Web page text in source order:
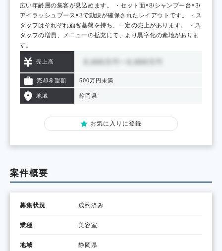
広い年齢層の集客が見込めます。 ・セット面×8/シャンプー台×3/
アイラッシュブース×3で動線が確保されたレイアウトです。 ・ス
タッフはそれぞれ顧客基盤を持ち、一定の売上があります。 ・ス
タッフの増員、メニューの拡充にて、より黒字化の素地がありま
す。
売上高
売却希望額 500万円未満
地域 静岡県
お気に入りに登録
案件概要
募集状況 成約済み
業種 美容室
地域 静岡県